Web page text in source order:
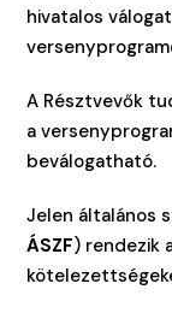
hivatalos
A Résztvevők
a
beválogatható.
Jelen általános
ÁSZF) rendezik